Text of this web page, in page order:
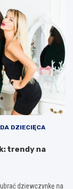
DZIECIĘCA
trendy na
dziewczynkę na